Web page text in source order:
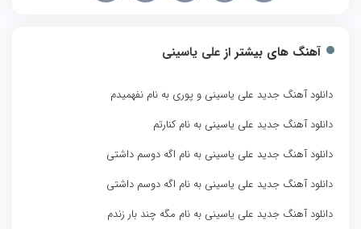
آهنگ های بیشتر از علی یاسینی
دانلود آهنگ جدید علی یاسینی و پوری به نام نفهمیدم
دانلود آهنگ جدید علی یاسینی به نام کنارتم
دانلود آهنگ جدید علی یاسینی به نام اگه دوسم داشتی
دانلود آهنگ جدید علی یاسینی به نام اگه دوسم داشتی
دانلود آهنگ جدید علی یاسینی به نام مگه چند بار زندم